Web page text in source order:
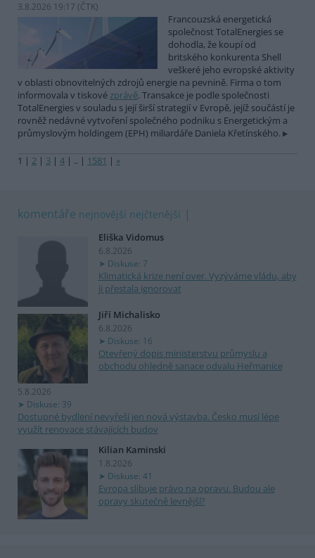
3.8.2026 19:17 (ČTK)
Francouzská energetická
společnost TotalEnergies se
dohodla, že koupí od
britského konkurenta Shell
veškeré jeho evropské aktivity
v oblasti obnovitelných zdrojů energie na pevnině. Firma o tom
informovala v tiskovézprávě. Transakce je podle společnosti
TotalEnergies v souladu s její širší strategií v Evropě, jejíž součástí je
rovněž nedávné vytvoření společného podniku s Energetickým a
průmyslovým holdingem (EPH) miliardáře Daniela Křetínského.
1 | 2 | 3 | 4 | .. | 1581 | »
komentáře nejnovější nejčtenější
Eliška Vidomus
6.8.2026
Diskuse: 7
Klimatická krize není over. Vyzýváme vládu, aby
ji přestala ignorovat
Jiří Michalisko
6.8.2026
Diskuse: 16
Otevřený dopis ministerstvu průmyslu a
obchodu ohledně sanace odvalu Heřmanice
5.8.2026
Diskuse: 39
Dostupné bydlení nevyřeší jen nová výstavba. Česko musí lépe
využít renovace stávajících budov
Kilian Kaminski
1.8.2026
Diskuse: 41
Evropa slibuje právo na opravu. Budou ale
opravy skutečně levnější?